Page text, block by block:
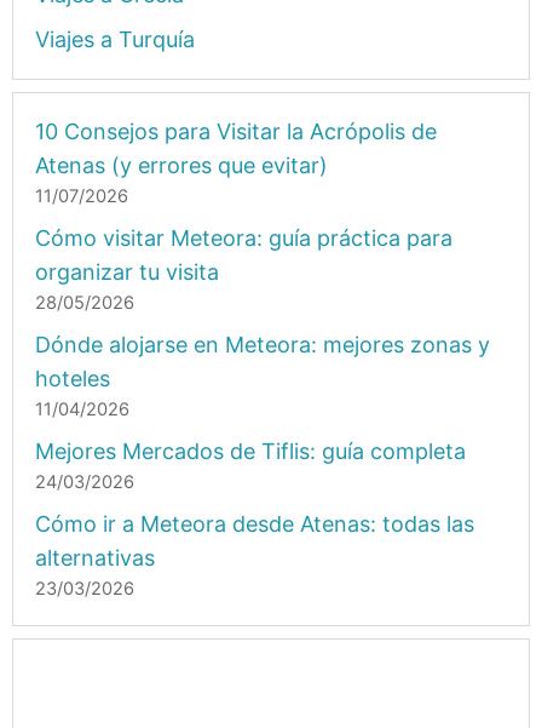
Viajes a Turquía
10 Consejos para Visitar la Acrópolis de
Atenas (y errores que evitar)
11/07/2026
Cómo visitar Meteora: guía práctica para
organizar tu visita
28/05/2026
Dónde alojarse en Meteora: mejores zonas y
hoteles
11/04/2026
Mejores Mercados de Tiflis: guía completa
24/03/2026
Cómo ir a Meteora desde Atenas: todas las
alternativas
23/03/2026